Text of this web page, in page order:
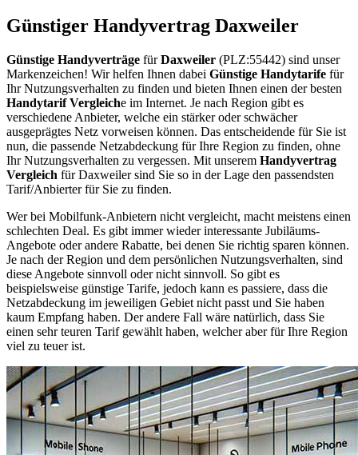
Günstiger Handyvertrag Daxweiler
Günstige Handyverträge fürDaxweiler (PLZ:55442) sind unser
Markenzeichen! Wir helfen Ihnen dabei Günstige Handytarife für
Ihr Nutzungsverhalten zu finden und bieten Ihnen einen der besten
Handytarif Vergleiche im Internet. Je nach Region gibt es
verschiedene Anbieter, welche ein stärker oder schwächer
ausgeprägtes Netz vorweisen können. Das entscheidende für Sie ist
nun, die passende Netzabdeckung für Ihre Region zu finden, ohne
Ihr Nutzungsverhalten zu vergessen. Mit unserem Handyvertrag
Vergleich für Daxweiler sind Sie so in der Lage den passendsten
Tarif/Anbierter für Sie zu finden.
Wer bei Mobilfunk-Anbietern nicht vergleicht, macht meistens einen
schlechten Deal. Es gibt immer wieder interessante Jubiläums-
Angebote oder andere Rabatte, bei denen Sie richtig sparen können.
Je nach der Region und dem persönlichen Nutzungsverhalten, sind
diese Angebote sinnvoll oder nicht sinnvoll. So gibt es
beispielsweise günstige Tarife, jedoch kann es passiere, dass die
Netzabdeckung im jeweiligen Gebiet nicht passt und Sie haben
kaum Empfang haben. Der andere Fall wäre natürlich, dass Sie
einen sehr teuren Tarif gewählt haben, welcher aber für Ihre Region
viel zu teuer ist.